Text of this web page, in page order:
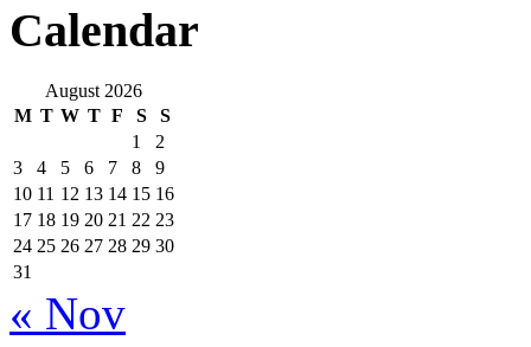
Calendar
August 2026
M T W T F S
S
1
2
3
4 5 6 7 8
9
10 11 12 13 14 15 16
17 18 19 20 21 22 23
24 25 26 27 28 29 30
31
« Nov